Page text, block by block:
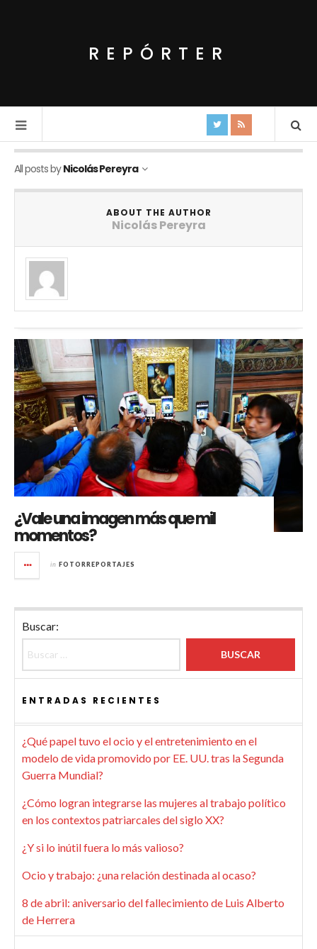
REPÓRTER
All posts byNicolás Pereyra
ABOUT THE AUTHOR
Nicolás Pereyra
¿Vale una imagen más que mil
momentos?
in FOTORREPORTAJES
Buscar:
ENTRADAS RECIENTES
¿Qué papel tuvo el ocio y el entretenimiento en el
modelo de vida promovido por EE. UU. tras la Segunda
Guerra Mundial?
¿Cómo logran integrarse las mujeres al trabajo político
en los contextos patriarcales del siglo XX?
¿Y si lo inútil fuera lo más valioso?
Ocio y trabajo: ¿una relación destinada al ocaso?
8 de abril: aniversario del fallecimiento de Luis Alberto
de Herrera